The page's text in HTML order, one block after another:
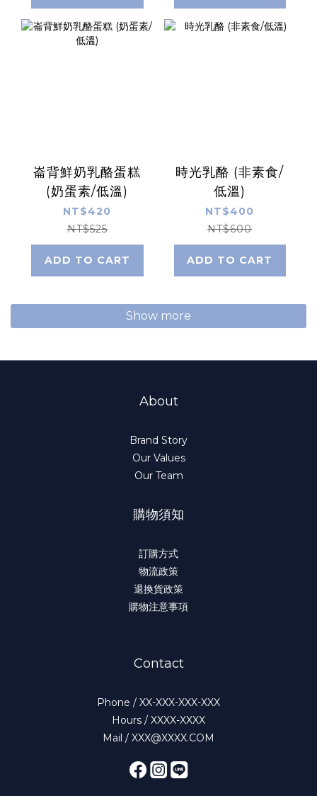
崙背鮮奶乳酪蛋糕
(奶蛋素/低溫)
NT$420
NT$525
ADD TO CART
時光乳酪 (非素食/
低溫)
NT$400
NT$600
ADD TO CART
Show more
About
Brand Story
Our Values
Our Team
購物須知
訂購方式
物流政策
退換貨政策
購物注意事項
Contact
Phone / XX-XXX-XXX-XXX
Hours / XXXX-XXXX
Mail / XXX@XXXX.COM